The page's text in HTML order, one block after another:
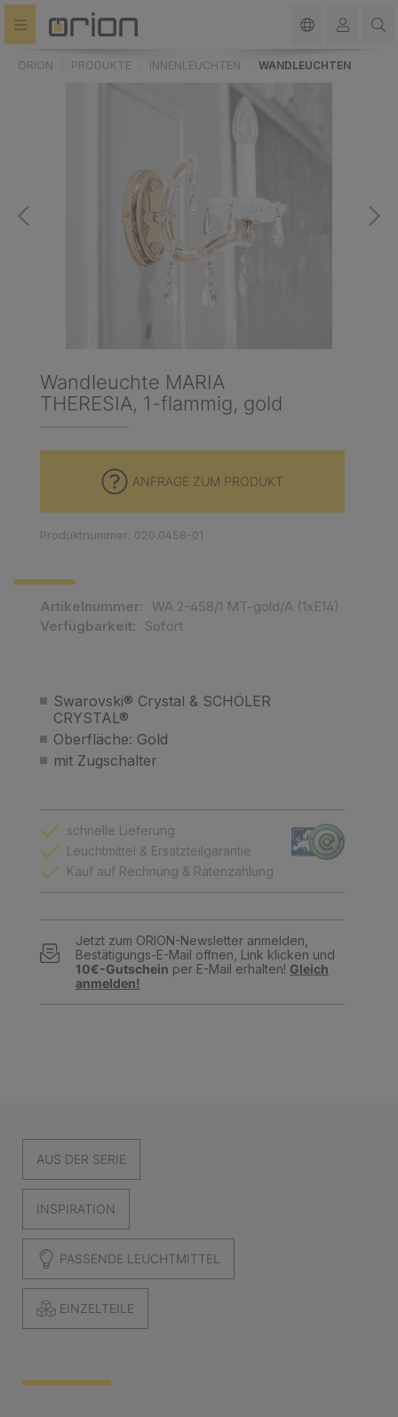
springen
ORION PRODUKTE INNENLEUCHTEN WANDLEUCHTEN
Wandleuchte MARIA
THERESIA, 1-flammig, gold
Swarovski® Crystal & SCHÖLER
CRYSTAL®
Oberfläche: Gold
mit Zugschalter
Artikelnummer:
WA 2-458/1 MT-gold/A (1xE14)
Verfügbarkeit:
Sofort
ANFRAGE ZUM PRODUKT
Produktnummer: 020.0458-01
schnelle Lieferung
Leuchtmittel & Ersatzteilgarantie
Kauf auf Rechnung & Ratenzahlung
Jetzt zum ORION-Newsletter anmelden,
Bestätigungs-E-Mail öffnen, Link klicken und
10€-Gutschein per E-Mail erhalten! Gleich
anmelden!
AUS DER SERIE
INSPIRATION
PASSENDE LEUCHTMITTEL
EINZELTEILE